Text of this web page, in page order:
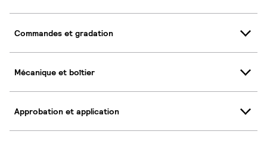
Commandes et gradation
Mécanique et boîtier
Approbation et application